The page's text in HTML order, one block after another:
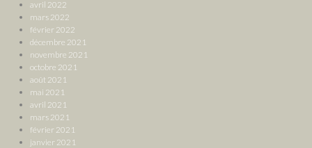
avril 2022
mars 2022
février 2022
décembre 2021
novembre 2021
octobre 2021
août 2021
mai 2021
avril 2021
mars 2021
février 2021
janvier 2021